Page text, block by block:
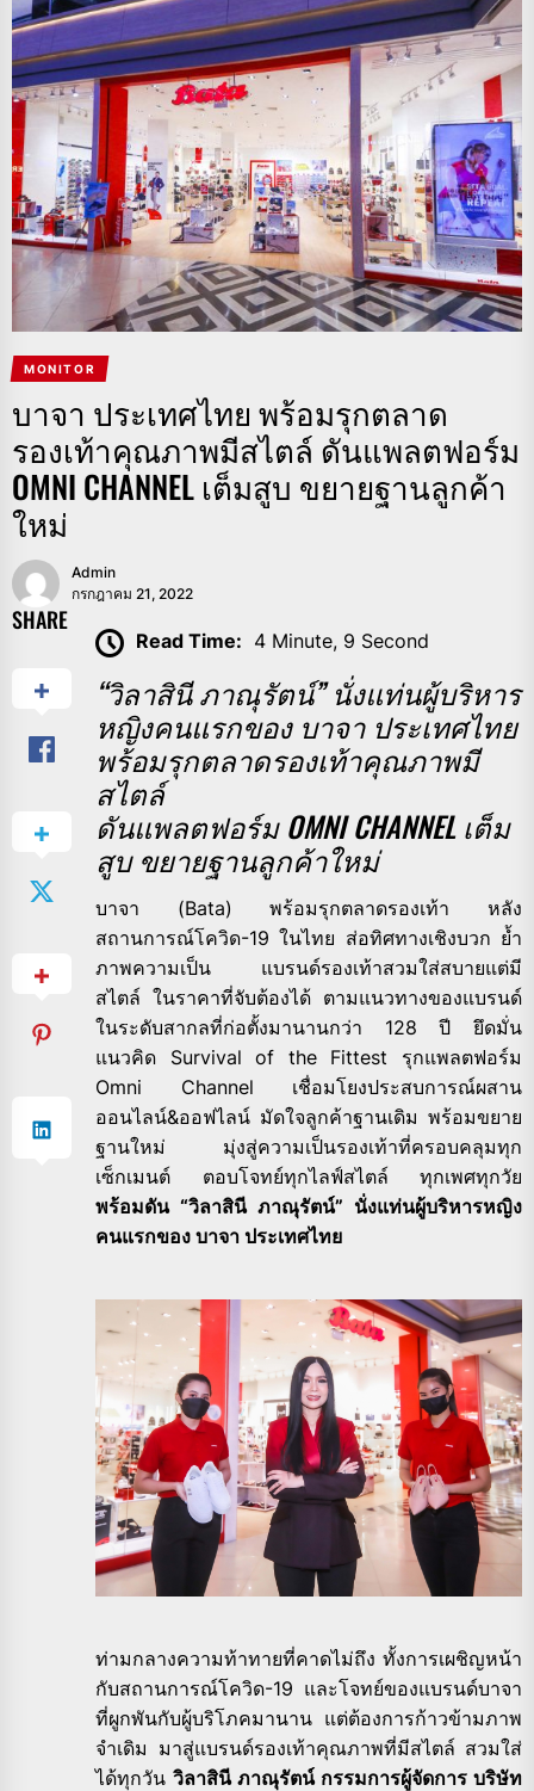
MONITOR
บาจา ประเทศไทย พร้อมรุกตลาด
รองเท้าคุณภาพมีสไตล์ ดันแพลตฟอร์ม
OMNI CHANNEL เต็มสูบ ขยายฐานลูกค้า
ใหม่
Admin
กรกฎาคม 21, 2022
SHARE
Read Time: 4 Minute, 9 Second
“วิลาสินี ภาณุรัตน์” นั่งแท่นผู้บริหาร
หญิงคนแรกของ บาจา ประเทศไทย
พร้อมรุกตลาดรองเท้าคุณภาพมี
สไตล์
ดันแพลตฟอร์ม OMNI CHANNEL เต็ม
สูบ ขยายฐานลูกค้าใหม่
บาจา (Bata) พร้อมรุกตลาดรองเท้า หลัง
สถานการณ์โควิด-19 ในไทย ส่อทิศทางเชิงบวก ย้ำ
ภาพความเป็น แบรนด์รองเท้าสวมใส่สบายแต่มี
สไตล์ ในราคาที่จับต้องได้ ตามแนวทางของแบรนด์
ในระดับสากลที่ก่อตั้งมานานกว่า 128 ปี ยึดมั่น
แนวคิด Survival of the Fittest รุกแพลตฟอร์ม
Omni Channel เชื่อมโยงประสบการณ์ผสาน
ออนไลน์&ออฟไลน์ มัดใจลูกค้าฐานเดิม พร้อมขยาย
ฐานใหม่ มุ่งสู่ความเป็นรองเท้าที่ครอบคลุมทุก
เซ็กเมนต์ ตอบโจทย์ทุกไลฟ์สไตล์ ทุกเพศทุกวัย
พร้อมดัน “วิลาสินี ภาณุรัตน์” นั่งแท่นผู้บริหารหญิง
คนแรกของ บาจา ประเทศไทย
ท่ามกลางความท้าทายที่คาดไม่ถึง ทั้งการเผชิญหน้า
กับสถานการณ์โควิด-19 และโจทย์ของแบรนด์บาจา
ที่ผูกพันกับผู้บริโภคมานาน แต่ต้องการก้าวข้ามภาพ
จำเดิม มาสู่แบรนด์รองเท้าคุณภาพที่มีสไตล์ สวมใส่
ได้ทุกวัน วิลาสินี ภาณุรัตน์ กรรมการผู้จัดการ บริษัท